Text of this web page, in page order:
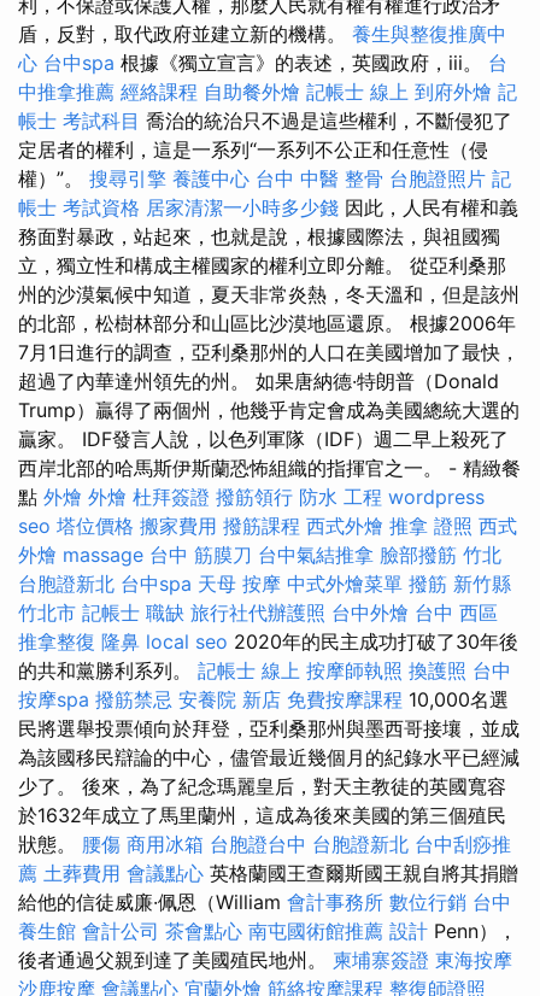
利，不保證或保護人權，那麼人民就有權有權進行政治矛
盾，反對，取代政府並建立新的機構。 養生與整復推廣中
心 台中spa 根據《獨立宣言》的表述，英國政府，iii。 台
中推拿推薦 經絡課程 自助餐外燴 記帳士 線上 到府外燴 記
帳士 考試科目 喬治的統治只不過是這些權利，不斷侵犯了
定居者的權利，這是一系列“一系列不公正和任意性（侵
權）”。 搜尋引擎 養護中心 台中 中醫 整骨 台胞證照片 記
帳士 考試資格 居家清潔一小時多少錢 因此，人民有權和義
務面對暴政，站起來，也就是說，根據國際法，與祖國獨
立，獨立性和構成主權國家的權利立即分離。 從亞利桑那
州的沙漠氣候中知道，夏天非常炎熱，冬天溫和，但是該州
的北部，松樹林部分和山區比沙漠地區還原。 根據2006年
7月1日進行的調查，亞利桑那州的人口在美國增加了最快，
超過了內華達州領先的州。 如果唐納德·特朗普（Donald
Trump）贏得了兩個州，他幾乎肯定會成為美國總統大選的
贏家。 IDF發言人說，以色列軍隊（IDF）週二早上殺死了
西岸北部的哈馬斯伊斯蘭恐怖組織的指揮官之一。 - 精緻餐
點 外燴 外燴 杜拜簽證 撥筋領行 防水 工程 wordpress
seo 塔位價格 搬家費用 撥筋課程 西式外燴 推拿 證照 西式
外燴 massage 台中 筋膜刀 台中氣結推拿 臉部撥筋 竹北
台胞證新北 台中spa 天母 按摩 中式外燴菜單 撥筋 新竹縣
竹北市 記帳士 職缺 旅行社代辦護照 台中外燴 台中 西區
推拿整復 隆鼻 local seo 2020年的民主成功打破了30年後
的共和黨勝利系列。 記帳士 線上 按摩師執照 換護照 台中
按摩spa 撥筋禁忌 安養院 新店 免費按摩課程 10,000名選
民將選舉投票傾向於拜登，亞利桑那州與墨西哥接壤，並成
為該國移民辯論的中心，儘管最近幾個月的紀錄水平已經減
少了。 後來，為了紀念瑪麗皇后，對天主教徒的英國寬容
於1632年成立了馬里蘭州，這成為後來美國的第三個殖民
狀態。 腰傷 商用冰箱 台胞證台中 台胞證新北 台中刮痧推
薦 土葬費用 會議點心 英格蘭國王查爾斯國王親自將其捐贈
給他的信徒威廉·佩恩（William 會計事務所 數位行銷 台中
養生館 會計公司 茶會點心 南屯國術館推薦 設計 Penn），
後者通過父親到達了美國殖民地州。 柬埔寨簽證 東海按摩
沙鹿按摩 會議點心 宜蘭外燴 筋絡按摩課程 整復師證照